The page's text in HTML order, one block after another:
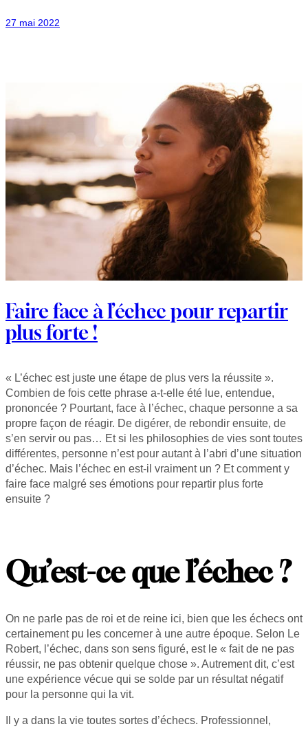
27 mai 2022
Faire face à l’échec pour repartir
plus forte !
« L’échec est juste une étape de plus vers la réussite ».
Combien de fois cette phrase a-t-elle été lue, entendue,
prononcée ? Pourtant, face à l’échec, chaque personne a sa
propre façon de réagir. De digérer, de rebondir ensuite, de
s’en servir ou pas… Et si les philosophies de vies sont toutes
différentes, personne n’est pour autant à l’abri d’une situation
d’échec. Mais l’échec en est-il vraiment un ? Et comment y
faire face malgré ses émotions pour repartir plus forte
ensuite ?
Qu’est-ce que l’échec ?
On ne parle pas de roi et de reine ici, bien que les échecs ont
certainement pu les concerner à une autre époque. Selon Le
Robert, l’échec, dans son sens figuré, est le « fait de ne pas
réussir, ne pas obtenir quelque chose ». Autrement dit, c’est
une expérience vécue qui se solde par un résultat négatif
pour la personne qui la vit.
Il y a dans la vie toutes sortes d’échecs. Professionnel,